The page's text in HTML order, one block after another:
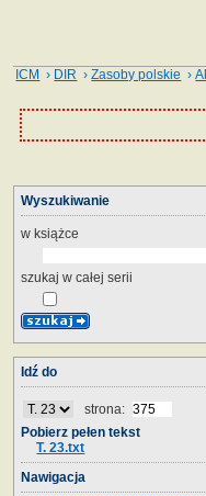
ICM › DIR ›Zasoby polskie ›
Wyszukiwanie
w książce
szukaj w całej serii
Idź do
strona:
Pobierz pełen tekst
T. 23.txt
Nawigacja